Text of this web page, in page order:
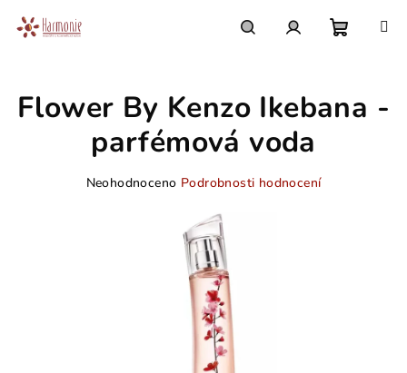
obsah
košík
Flower By Kenzo Ikebana -
parfémová voda
Průměrné
Neohodnoceno Podrobnosti hodnocení